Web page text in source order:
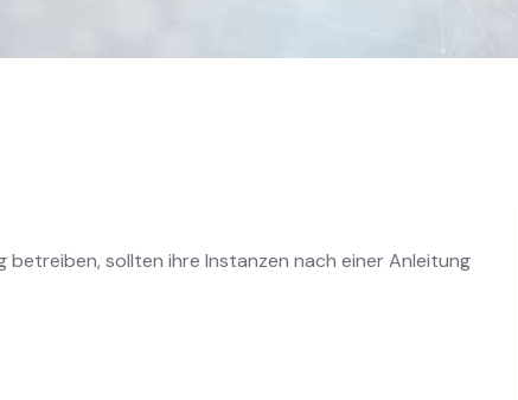
sollten ihre Instanzen nach einer Anleitung